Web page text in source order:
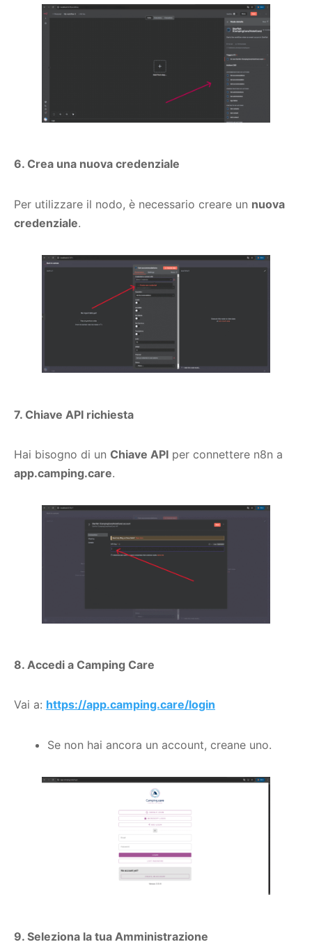
6. Crea una nuova credenziale
Per utilizzare il nodo, è necessario creare un nuova
credenziale.
7. Chiave API richiesta
Hai bisogno di un Chiave API per connettere n8n a
app.camping.care.
8. Accedi a Camping Care
Vai a: https://app.camping.care/login
Se non hai ancora un account, creane uno.
9. Seleziona la tua Amministrazione